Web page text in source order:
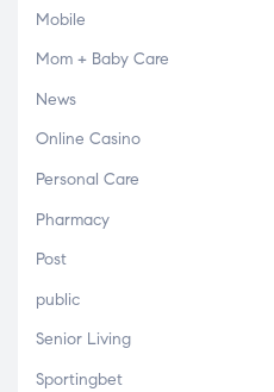
Mobile
Mom + Baby Care
News
Online Casino
Personal Care
Pharmacy
Post
public
Senior Living
Sportingbet